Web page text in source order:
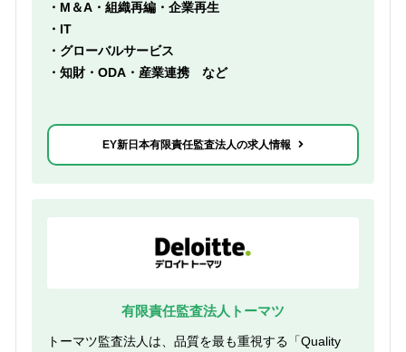
・M＆A・組織再編・企業再生
・IT
・グローバルサービス
・知財・ODA・産業連携 など
EY新日本有限責任監査法人の求人情報
有限責任監査法人トーマツ
トーマツ監査法人は、品質を最も重視する「Quality